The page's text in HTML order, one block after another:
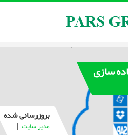
سازی
بروزرسانی شده
مدیر سایت |